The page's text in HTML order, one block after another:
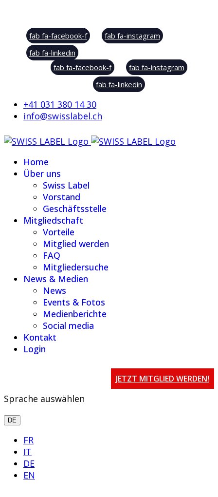
fab fa-facebook-f
fab fa-instagram
fab fa-linkedin
fab fa-facebook-f
fab fa-instagram
fab fa-linkedin
+41 031 380 14 30
info@swisslabel.ch
Home
Über uns
Swiss Label
Vorstand
Geschäftsstelle
Mitgliedschaft
Vorteile
Mitglied werden
FAQ
Mitgliedersuche
News & Medien
News
Events & Fotos
Medienberichte
Social media
Kontakt
Login
JETZT MITGLIED WERDEN!
Sprache auswählen
DE
FR
IT
DE
EN